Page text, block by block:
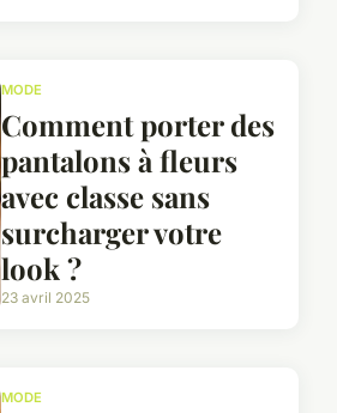
MODE
Comment porter des
pantalons à fleurs
avec classe sans
surcharger votre
look ?
23 avril 2025
MODE